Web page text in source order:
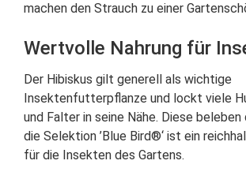
machen den Strauch zu einer
Wertvolle Nahrung für
Der Hibiskus gilt generell als wichtige
Insektenfutterpflanze und lockt viele
und Falter in seine Nähe. Diese beleben
die Selektion ’Blue Bird®‘ ist ein
für die Insekten des Gartens.